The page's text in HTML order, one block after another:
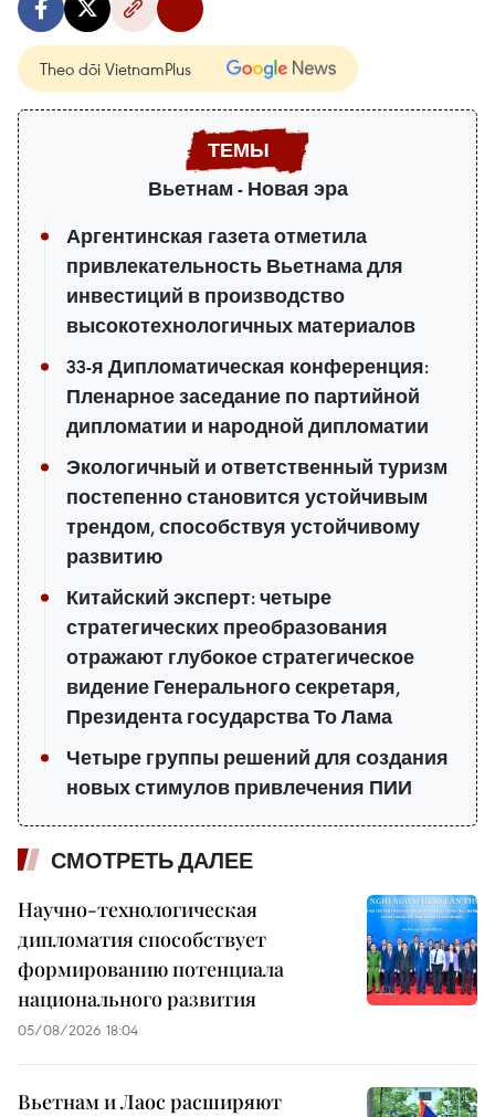
Theo dõi VietnamPlus
Вьетнам - Новая эра
Аргентинская газета отметила
привлекательность Вьетнама для
инвестиций в производство
высокотехнологичных материалов
33-я Дипломатическая конференция:
Пленарное заседание по партийной
дипломатии и народной дипломатии
Экологичный и ответственный туризм
постепенно становится устойчивым
трендом, способствуя устойчивому
развитию
Китайский эксперт: четыре
стратегических преобразования
отражают глубокое стратегическое
видение Генерального секретаря,
Президента государства То Лама
Четыре группы решений для создания
новых стимулов привлечения ПИИ
СМОТРЕТЬ ДАЛЕЕ
Научно-технологическая
дипломатия способствует
формированию потенциала
национального развития
05/08/2026 18:04
Вьетнам и Лаос расширяют